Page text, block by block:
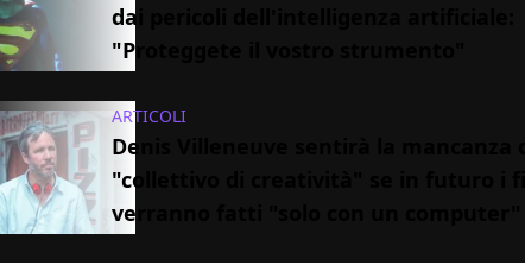
dai pericoli dell'intelligenza artificiale:
"Proteggete il vostro strumento"
ARTICOLI
Denis Villeneuve sentirà la mancanza
"collettivo di creatività" se in futuro i
verranno fatti "solo con un computer"